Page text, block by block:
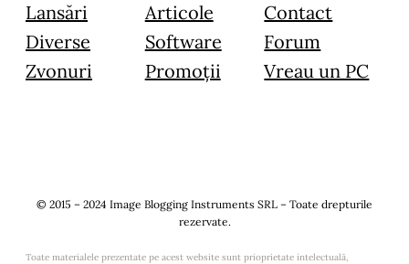
Lansări
Diverse
Zvonuri
Articole
Software
Promoții
Contact
Forum
Vreau un PC
© 2015 – 2024 Image Blogging Instruments SRL – Toate drepturile
rezervate.
Toate materialele prezentate pe acest website sunt prioprietate intelectuală,